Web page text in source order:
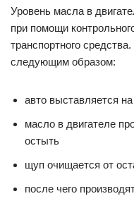
Уровень масла в
при помощи
транспортного
следующим образом:
авто выставляется
масло в двигателе
остыть
щуп очищается от
после чего